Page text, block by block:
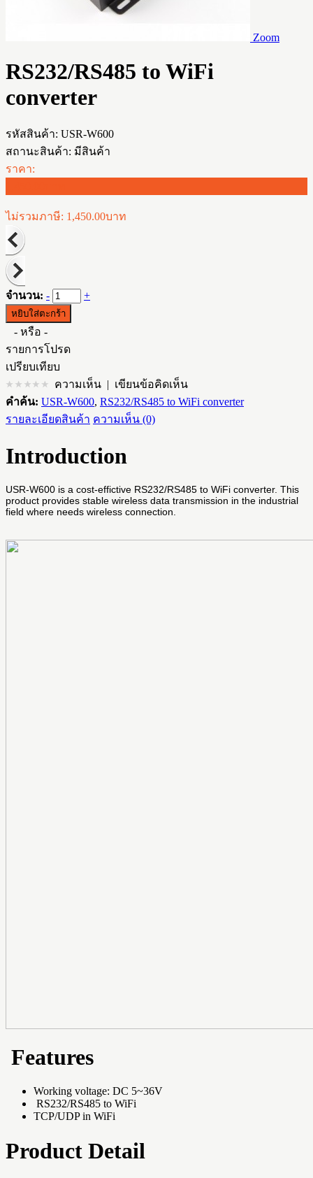
Zoom
RS232/RS485 to WiFi
converter
รหัสสินค้า: USR-W600
สถานะสินค้า: มีสินค้า
ราคา:
ไม่รวมภาษี: 1,450.00บาท
จำนวน: - +
- หรือ -
รายการโปรด
เปรียบเทียบ
ความเห็น | เขียนข้อคิดเห็น
คำค้น: USR-W600, RS232/RS485 to WiFi converter
รายละเอียดสินค้า ความเห็น (0)
Introduction
USR-W600 is a cost-effictive RS232/RS485 to WiFi converter. This
product provides stable wireless data transmission in the industrial
field where needs wireless connection.
Features
Working voltage: DC 5~36V
RS232/RS485 to WiFi
TCP/UDP in WiFi
Product Detail